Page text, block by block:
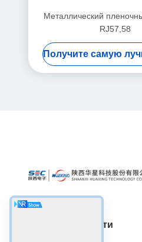
Металлический
RJ57,58
Получите самую
Социальные сети